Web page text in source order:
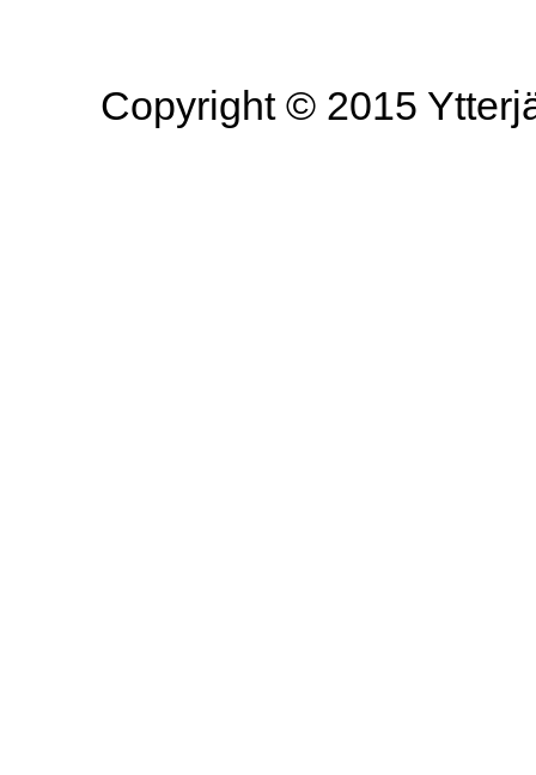
Copyright © 2015